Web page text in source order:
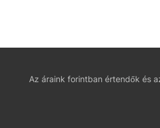
Az áraink forintban értendők és